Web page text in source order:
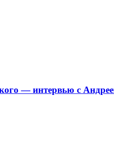
— интервью с